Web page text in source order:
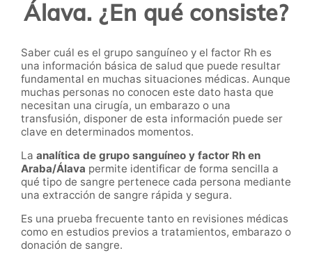
Álava. ¿En qué consiste?
Saber cuál es el grupo sanguíneo y el factor Rh es
una información básica de salud que puede resultar
fundamental en muchas situaciones médicas. Aunque
muchas personas no conocen este dato hasta que
necesitan una cirugía, un embarazo o una
transfusión, disponer de esta información puede ser
clave en determinados momentos.
La analítica de grupo sanguíneo y factor Rh en
Araba/Álava permite identificar de forma sencilla a
qué tipo de sangre pertenece cada persona mediante
una extracción de sangre rápida y segura.
Es una prueba frecuente tanto en revisiones médicas
como en estudios previos a tratamientos, embarazo o
donación de sangre.